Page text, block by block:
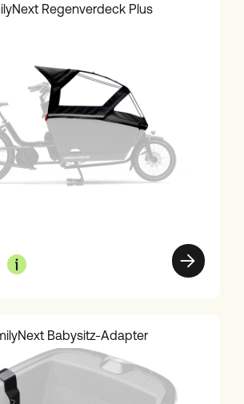
Regenverdeck Plus
Babysitz-Adapter